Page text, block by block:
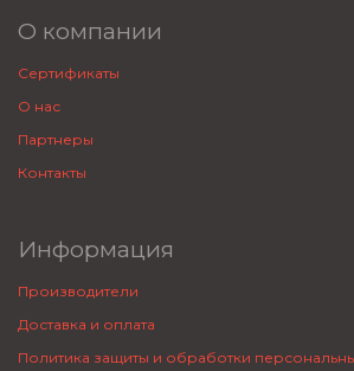
О компании
Сертификаты
О нас
Партнеры
Контакты
Информация
Производители
Доставка и оплата
Политика защиты и обработки